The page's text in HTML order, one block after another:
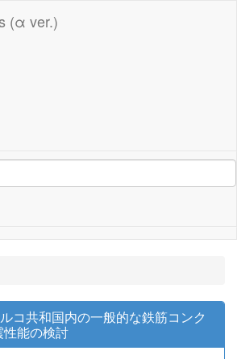
(α ver.)
ルコ共和国内の一般的な鉄筋コンク
性能の検討